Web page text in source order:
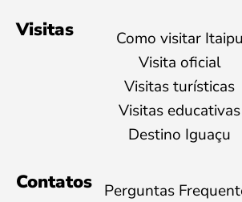
Visitas
Como visitar Itaipu
Visita oficial
Visitas turísticas
Visitas educativas
Destino Iguaçu
Contatos
Perguntas